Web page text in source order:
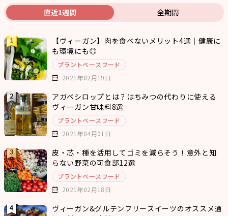
直近1週間 全期間
【ヴィーガン】肉を食べないメリット4選｜健康に
も環境にも◎
プラントベースフード
2021年02月19日
アガベシロップとは？はちみつの代わりに使える
ヴィーガン甘味料8選
プラントベースフード
2021年04月01日
皮・芯・種を活用してゴミを減らそう！意外と知
らない野菜の可食部12選
プラントベースフード
2021年02月18日
ヴィーガン&グルテンフリースイーツのオススメ通